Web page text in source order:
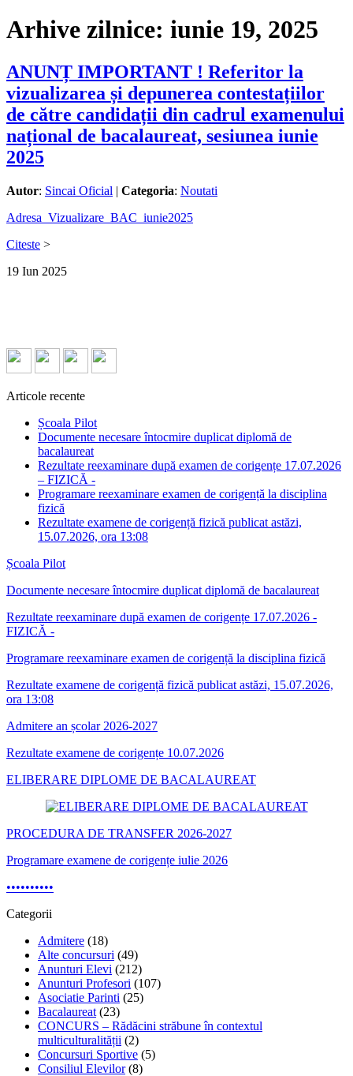
Arhive zilnice: iunie 19, 2025
ANUNȚ IMPORTANT ! Referitor la
vizualizarea și depunerea contestațiilor
de către candidații din cadrul examenului
național de bacalaureat, sesiunea iunie
2025
Autor: Sincai Oficial | Categoria: Noutati
Adresa_Vizualizare_BAC_iunie2025
Citeste >
19 Iun 2025
Articole recente
Școala Pilot
Documente necesare întocmire duplicat diplomă de
bacalaureat
Rezultate reexaminare după examen de corigențe 17.07.2026
– FIZICĂ -
Programare reexaminare examen de corigență la disciplina
fizică
Rezultate examene de corigență fizică publicat astăzi,
15.07.2026, ora 13:08
Școala Pilot
Documente necesare întocmire duplicat diplomă de bacalaureat
Rezultate reexaminare după examen de corigențe 17.07.2026 -
FIZICĂ -
Programare reexaminare examen de corigență la disciplina fizică
Rezultate examene de corigență fizică publicat astăzi, 15.07.2026,
ora 13:08
Admitere an școlar 2026-2027
Rezultate examene de corigențe 10.07.2026
ELIBERARE DIPLOME DE BACALAUREAT
PROCEDURA DE TRANSFER 2026-2027
Programare examene de corigențe iulie 2026
••••••••••
Categorii
Admitere (18)
Alte concursuri (49)
Anunturi Elevi (212)
Anunturi Profesori (107)
Asociatie Parinti (25)
Bacalaureat (23)
CONCURS – Rădăcini străbune în contextul
multiculturalității (2)
Concursuri Sportive (5)
Consiliul Elevilor(8)